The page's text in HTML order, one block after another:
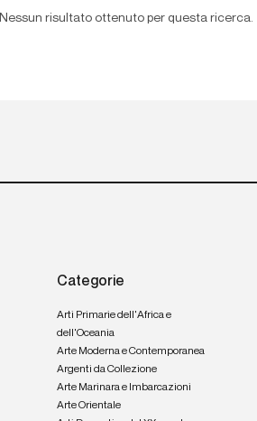
Nessun risultato ottenuto per questa ricerca.
Categorie
Arti Primarie dell'Africa e
dell'Oceania
Arte Moderna e Contemporanea
Argenti da Collezione
Arte Marinara e Imbarcazioni
Arte Orientale